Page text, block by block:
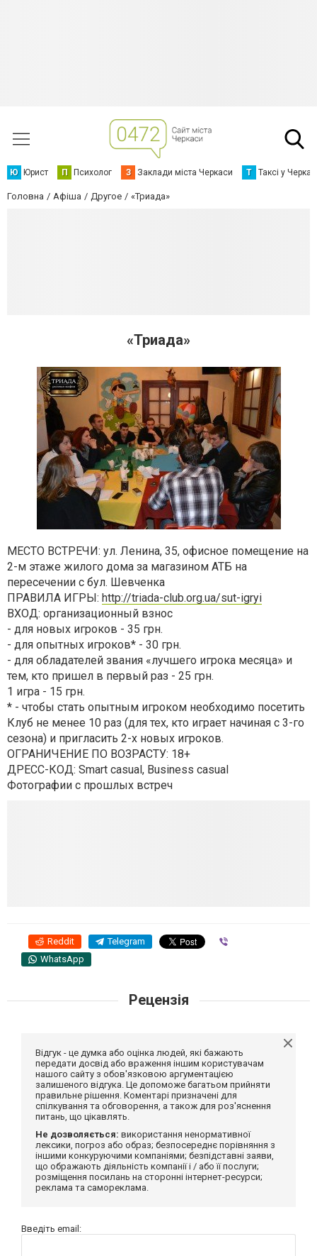
Ю Юрист П Психолог З Заклади міста Черкаси Т Таксі у
Головна Афіша Другое «Триада»
«Триада»
МЕСТО ВСТРЕЧИ: ул. Ленина, 35, офисное помещение на
2-м этаже жилого дома за магазином АТБ на
пересечении с бул. Шевченка
ПРАВИЛА ИГРЫ: http://triada-club.org.ua/sut-igryi
ВХОД: организационный взнос
- для новых игроков - 35 грн.
- для опытных игроков* - 30 грн.
- для обладателей звания «лучшего игрока месяца» и
тем, кто пришел в первый раз - 25 грн.
1 игра - 15 грн.
* - чтобы стать опытным игроком необходимо посетить
Клуб не менее 10 раз (для тех, кто играет начиная с 3-го
сезона) и пригласить 2-х новых игроков.
ОГРАНИЧЕНИЕ ПО ВОЗРАСТУ: 18+
ДРЕСС-КОД: Smart casual, Business casual
Фотографии с прошлых встреч
Reddit Telegram
WhatsApp
Рецензія
Відгук - це думка або оцінка людей, які бажають
передати досвід або враження іншим користувачам
нашого сайту з обов'язковою аргументацією
залишеного відгука. Це допоможе багатьом прийняти
правильне рішення. Коментарі призначені для
спілкування та обговорення, а також для роз'яснення
питань, що цікавлять.
Не дозволяється: використання ненормативної
лексики, погроз або образ; безпосереднє порівняння з
іншими конкуруючими компаніями; безпідставні заяви,
що ображають діяльність компанії і / або її послуги;
розміщення посилань на сторонні інтернет-ресурси;
реклама та самореклама.
Введіть email: